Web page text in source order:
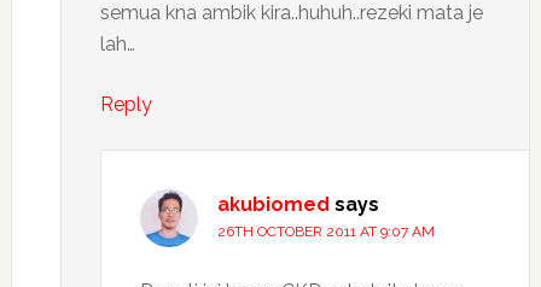
semua kna ambik kira..huhuh..rezeki mata je
lah…
Reply
akubiomed says
26TH OCTOBER 2011 AT 9:07 AM